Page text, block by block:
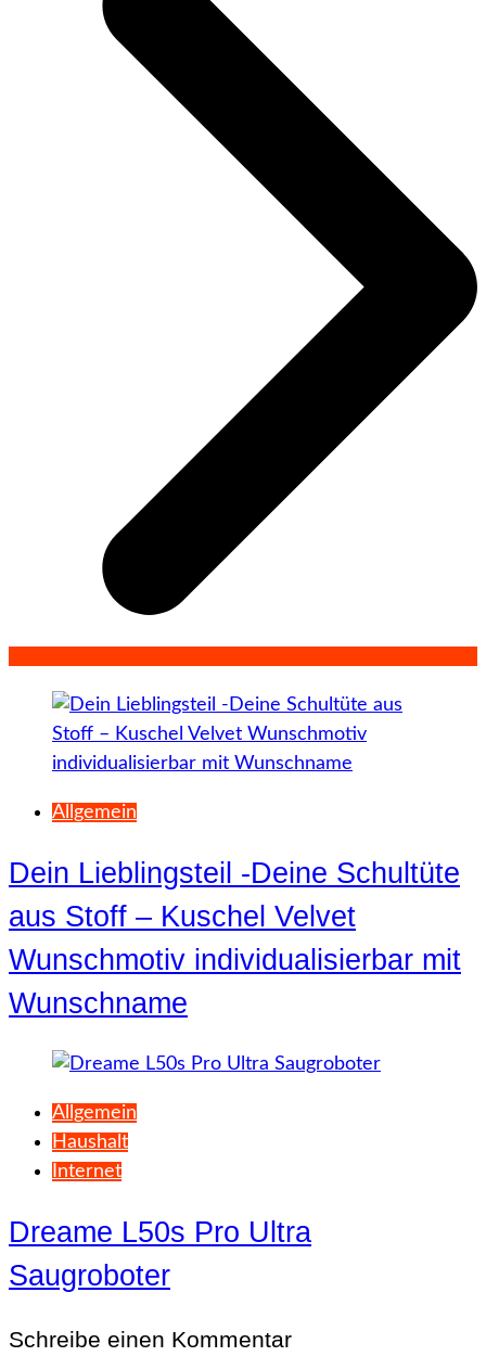
Allgemein
Dein Lieblingsteil -Deine Schultüte
aus Stoff – Kuschel Velvet
Wunschmotiv individualisierbar mit
Wunschname
Allgemein
Haushalt
Internet
Dreame L50s Pro Ultra
Saugroboter
Schreibe einen Kommentar